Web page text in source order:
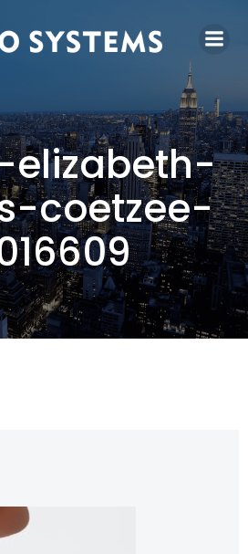
elizabeth-
coetzee-